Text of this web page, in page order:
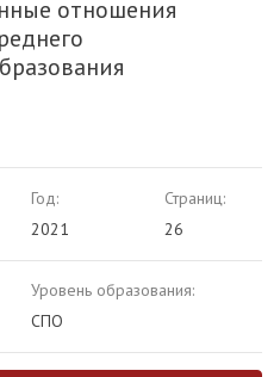
отношения
Год:
2021
Страниц:
26
Уровень образования:
СПО